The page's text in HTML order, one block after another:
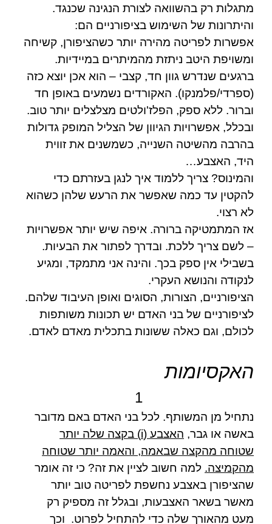
מתגלות רק בהשוואה לצורת הנגינה שכנגד.
והיתרונות של השימוש בציפורניים הם:
אפשרות לפריטה מהירה יותר כשהציפורן, קשיחה
ומשויפת היטב ניתזת מהמיתרים במיידיות.
ברגעים שנדרש גוון חד, קצבי – הוא אכן יוצא כזה
(ספרדי/פלמנקו). האקורדים נשמעים באופן חד
וברור. ללא ספק, הפלז'ולטים מצלצלים יותר טוב.
ובכלל, אפשרויות הגיוון של הצליל המופק גדולות
בהרבה מהשיטה השנייה, כשמשנים את זווית
היד, האצבע…
והמינוס? צריך ללמוד איך לנגן בעזרתם כדי
להקטין עד כמה שאפשר את הרעש שלהן כשהוא
לא רצוי.
אז המתמטיקה ברורה. איפה שיש יותר אפשרויות
– לשם צריך ללכת. ובדרך לפתור את הבעיות.
בשבילי אין ספק בכך. והינה אני מתמקד, ומגיע
לנקודה והנושא העקרי.
הציפורניים, הצורות, הסוגים ואופן העיבוד שלהם.
לציפורניים של בני האדם יש תכונות משותפות
לכולם, וגם כאלה ששונות בתכלית מאדם לאדם.
האקסיומות
1
נתחיל מן המשותף. לכל בני האדם באם מדובר
באשה או גבר,
האצבע (i) בקצה שלה יותר
שטוחה מהקצה שבאמה, והאמה יותר שטוחה
מהקמיצה. למה חשוב לציין את זה? כי זה אומר
שהציפורן באצבע נחשפת לפריטה טוב יותר
מאשר בשאר האצבעות, ובגלל זה מספיק רק
מעט מהאורך שלה כדי להתחיל לפרוט. וכך